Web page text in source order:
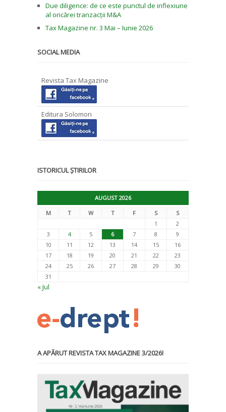
Due diligence: de ce este punctul de inflexiune
al oricărei tranzacții M&A
Tax Magazine nr. 3 Mai – Iunie 2026
SOCIAL MEDIA
Revista Tax Magazine
Editura Solomon
ISTORICUL ȘTIRILOR
AUGUST 2026
M
T W T F S
S
1
2
3
4 5 6 7 8
9
10
11 12 13 14 15
16
17
18 19 20 21 22
23
24
25 26 27 28 29
30
31
« Jul
A APĂRUT REVISTA TAX MAGAZINE 3/2026!